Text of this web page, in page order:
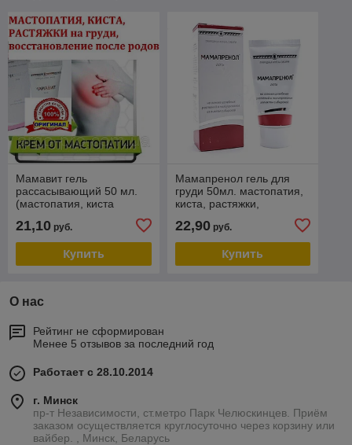
Мамавит гель
рассасывающий 50 мл.
(мастопатия, киста
растяжки, подтяжка,
форма груди)
21,10 руб.
Купить
Мамапренол гель для
груди 50мл. мастопатия,
киста, растяжки,
кормления, болезненные
месячные)
22,90руб.
Купить
О нас
Рейтинг не сформирован
Менее 5 отзывов за последний год
Работает с 28.10.2014
г. Минск
пр-т Независимости, ст.метро Парк Челюскинцев. Приём
заказом осуществляется круглосуточно через корзину или
вайбер. , Минск, Беларусь